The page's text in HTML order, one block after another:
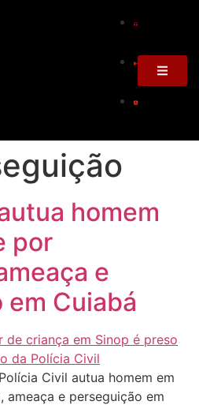
homem
por
e
Cuiabá
Civil autua homem em
e perseguição em